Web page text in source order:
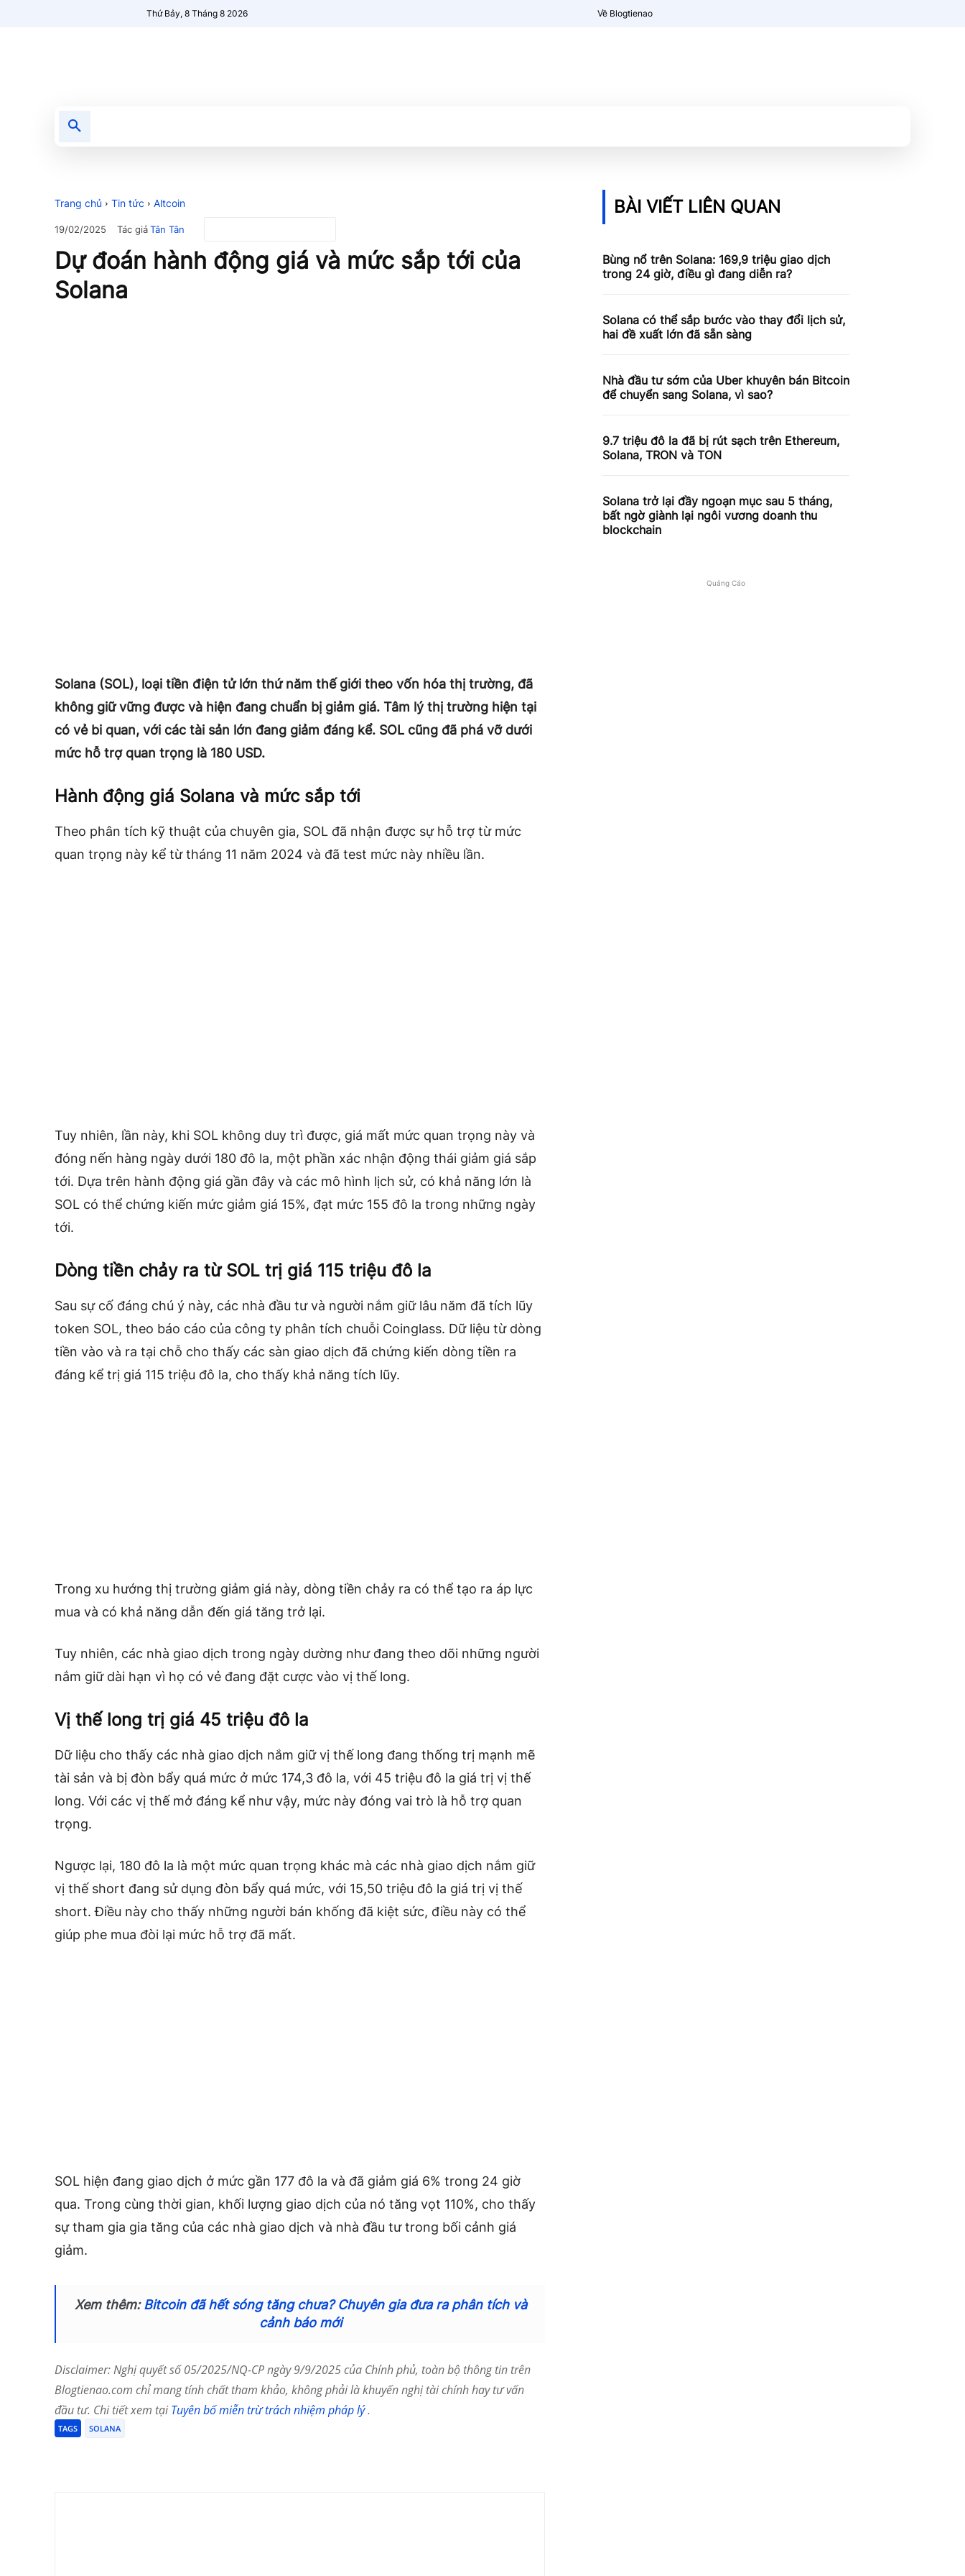
Thứ Bảy, 8 Tháng 8 2026 Về Blogtienao
Trang chủ Tin tức Altcoin
19/02/2025 Tác giảTân Tân
Dự đoán hành động giá và mức sắp tới của
Solana
Solana (SOL), loại tiền điện tử lớn thứ năm thế giới theo vốn hóa thị trường, đã
không giữ vững được và hiện đang chuẩn bị giảm giá. Tâm lý thị trường hiện tại
có vẻ bi quan, với các tài sản lớn đang giảm đáng kể. SOL cũng đã phá vỡ dưới
mức hỗ trợ quan trọng là 180 USD.
Hành động giá Solana và mức sắp tới
Theo phân tích kỹ thuật của chuyên gia, SOL đã nhận được sự hỗ trợ từ mức
quan trọng này kể từ tháng 11 năm 2024 và đã test mức này nhiều lần.
Tuy nhiên, lần này, khi SOL không duy trì được, giá mất mức quan trọng này và
đóng nến hàng ngày dưới 180 đô la, một phần xác nhận động thái giảm giá sắp
tới. Dựa trên hành động giá gần đây và các mô hình lịch sử, có khả năng lớn là
SOL có thể chứng kiến ​​mức giảm giá 15%, đạt mức 155 đô la trong những ngày
tới.
Dòng tiền chảy ra từ SOL trị giá 115 triệu đô la
Sau sự cố đáng chú ý này, các nhà đầu tư và người nắm giữ lâu năm đã tích lũy
token SOL, theo báo cáo của công ty phân tích chuỗi Coinglass. Dữ liệu từ dòng
tiền vào và ra tại chỗ cho thấy các sàn giao dịch đã chứng kiến ​​dòng tiền ra
đáng kể trị giá 115 triệu đô la, cho thấy khả năng tích lũy.
Trong xu hướng thị trường giảm giá này, dòng tiền chảy ra có thể tạo ra áp lực
mua và có khả năng dẫn đến giá tăng trở lại.
Tuy nhiên, các nhà giao dịch trong ngày dường như đang theo dõi những người
nắm giữ dài hạn vì họ có vẻ đang đặt cược vào vị thế long.
Vị thế long trị giá 45 triệu đô la
Dữ liệu cho thấy các nhà giao dịch nắm giữ vị thế long đang thống trị mạnh mẽ
tài sản và bị đòn bẩy quá mức ở mức 174,3 đô la, với 45 triệu đô la giá trị vị thế
long. Với các vị thế mở đáng kể như vậy, mức này đóng vai trò là hỗ trợ quan
trọng.
Ngược lại, 180 đô la là một mức quan trọng khác mà các nhà giao dịch nắm giữ
vị thế short đang sử dụng đòn bẩy quá mức, với 15,50 triệu đô la giá trị vị thế
short. Điều này cho thấy những người bán khống đã kiệt sức, điều này có thể
giúp phe mua đòi lại mức hỗ trợ đã mất.
SOL hiện đang giao dịch ở mức gần 177 đô la và đã giảm giá 6% trong 24 giờ
qua. Trong cùng thời gian, khối lượng giao dịch của nó tăng vọt 110%, cho thấy
sự tham gia gia tăng của các nhà giao dịch và nhà đầu tư trong bối cảnh giá
giảm.
Xem thêm:Bitcoin đã hết sóng tăng chưa? Chuyên gia đưa ra phân tích và
cảnh báo mới
Disclaimer: Nghị quyết số 05/2025/NQ-CP ngày 9/9/2025 của Chính phủ, toàn bộ thông tin trên
Blogtienao.com chỉ mang tính chất tham khảo, không phải là khuyến nghị tài chính hay tư vấn
đầu tư. Chi tiết xem tạiTuyên bố miễn trừ trách nhiệm pháp lý.
TAGS SOLANA
BÀI VIẾT LIÊN QUAN
Bùng nổ trên Solana: 169,9 triệu giao dịch
trong 24 giờ, điều gì đang diễn ra?
Solana có thể sắp bước vào thay đổi lịch sử,
hai đề xuất lớn đã sẵn sàng
Nhà đầu tư sớm của Uber khuyên bán Bitcoin
để chuyển sang Solana, vì sao?
9.7 triệu đô la đã bị rút sạch trên Ethereum,
Solana, TRON và TON
Solana trở lại đầy ngoạn mục sau 5 tháng,
bất ngờ giành lại ngôi vương doanh thu
blockchain
Quảng Cáo